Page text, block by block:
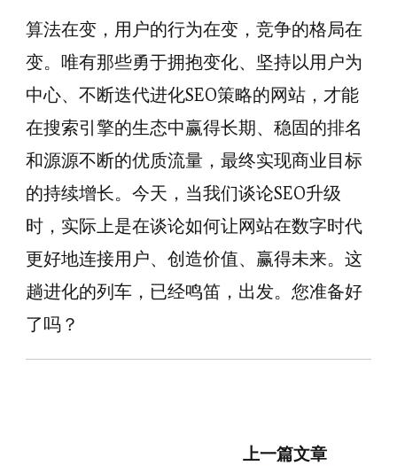
算法在变，用户的行为在变，竞争的格局在
变。唯有那些勇于拥抱变化、坚持以用户为
中心、不断迭代进化SEO策略的网站，才能
在搜索引擎的生态中赢得长期、稳固的排名
和源源不断的优质流量，最终实现商业目标
的持续增长。今天，当我们谈论SEO升级
时，实际上是在谈论如何让网站在数字时代
更好地连接用户、创造价值、赢得未来。这
趟进化的列车，已经鸣笛，出发。您准备好
了吗？
上一篇文章